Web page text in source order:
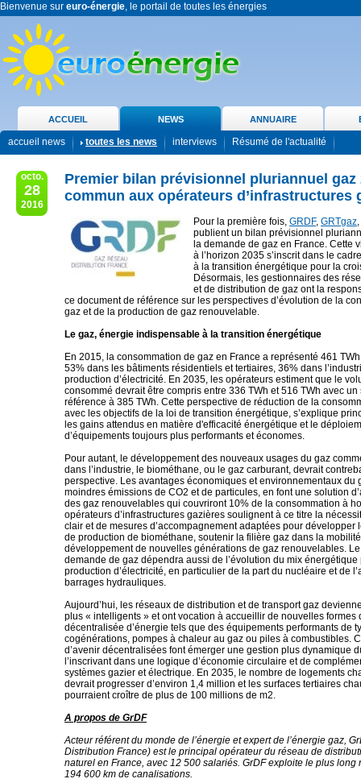
Bienvenue sur euro-énergie, le portail de toutes les énergies
ACCUEIL NEWS ANNUAIRE
accueil news toutes les news interviews Résumé de l'actualité
octo.
28
2016
Premier bilan prévisionnel pluriannuel gaz
commun aux opérateurs d’infrastructures
Pour la première fois, GRDF, GRTgaz
publient un bilan prévisionnel
la demande de gaz en France. Cette
à l’horizon 2035 s’inscrit dans le
à la transition énergétique pour la
Désormais, les gestionnaires des
et de distribution de gaz ont la
ce document de référence sur les perspectives d’évolution de la
gaz et de la production de gaz renouvelable.
Le gaz, énergie indispensable à la transition énergétique
En 2015, la consommation de gaz en France a représenté 461
53% dans les bâtiments résidentiels et tertiaires, 36% dans
production d’électricité. En 2035, les opérateurs estiment que le
consommé devrait être compris entre 336 TWh et 516 TWh avec
référence à 385 TWh. Cette perspective de réduction de la
avec les objectifs de la loi de transition énergétique, s’explique
les gains attendus en matière d'efficacité énergétique et le
d’équipements toujours plus performants et économes.
Pour autant, le développement des nouveaux usages du gaz
dans l’industrie, le biométhane, ou le gaz carburant, devrait
perspective. Les avantages économiques et environnementaux du
moindres émissions de CO2 et de particules, en font une solution
des gaz renouvelables qui couvriront 10% de la consommation à
opérateurs d’infrastructures gazières soulignent à ce titre la
clair et de mesures d’accompagnement adaptées pour développer
de production de biométhane, soutenir la filière gaz dans la
développement de nouvelles générations de gaz renouvelables.
demande de gaz dépendra aussi de l’évolution du mix énergétique
production d’électricité, en particulier de la part du nucléaire et de
barrages hydrauliques.
Aujourd’hui, les réseaux de distribution et de transport gaz
plus « intelligents » et ont vocation à accueillir de nouvelles formes
décentralisée d’énergie tels que des équipements performants de
cogénérations, pompes à chaleur au gaz ou piles à combustibles.
d’avenir décentralisées font émerger une gestion plus dynamique
l’inscrivant dans une logique d’économie circulaire et de
systèmes gazier et électrique. En 2035, le nombre de logements
devrait progresser d’environ 1,4 million et les surfaces tertiaires
pourraient croître de plus de 100 millions de m2.
A propos de GrDF
Acteur référent du monde de l’énergie et expert de l’énergie gaz,
Distribution France) est le principal opérateur du réseau de
naturel en France, avec 12 500 salariés. GrDF exploite le plus long
194 600 km de canalisations.